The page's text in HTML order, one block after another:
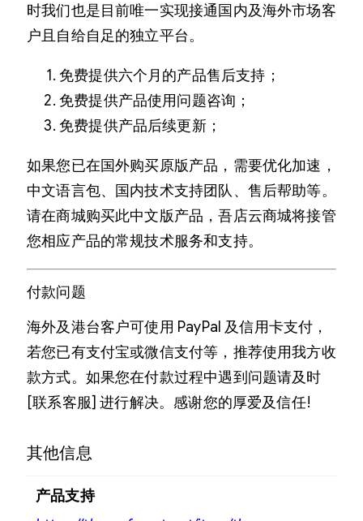
时我们也是目前唯一实现接通国内及海外市场客
户且自给自足的独立平台。
免费提供六个月的产品售后支持；
免费提供产品使用问题咨询；
免费提供产品后续更新；
如果您已在国外购买原版产品，需要优化加速，
中文语言包、国内技术支持团队、售后帮助等。
请在商城购买此中文版产品，吾店云商城将接管
您相应产品的常规技术服务和支持。
付款问题
海外及港台客户可使用 PayPal 及信用卡支付，
若您已有支付宝或微信支付等，推荐使用我方收
款方式。如果您在付款过程中遇到问题请及时
[联系客服] 进行解决。感谢您的厚爱及信任!
其他信息
产品支持